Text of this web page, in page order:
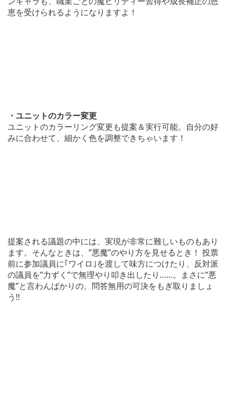
恵を受けられるようになりますよ！
・ユニットのカラー変更
ユニットのカラーリング変更も提案＆実行可能。自分の好
みに合わせて、細かく色を調整できちゃいます！
提案される議題の中には、実現が非常に難しいものもあり
ます。そんなときは、”悪魔”のやり方を見せるとき！ 投票
前に参加議員に｢ワイロ｣を渡して味方につけたり、反対派
の議員を”力ずく”で無理やり叩き出したり……。まさに”悪
魔”と言わんばかりの、問答無用の可決をもぎ取りましょ
う!!